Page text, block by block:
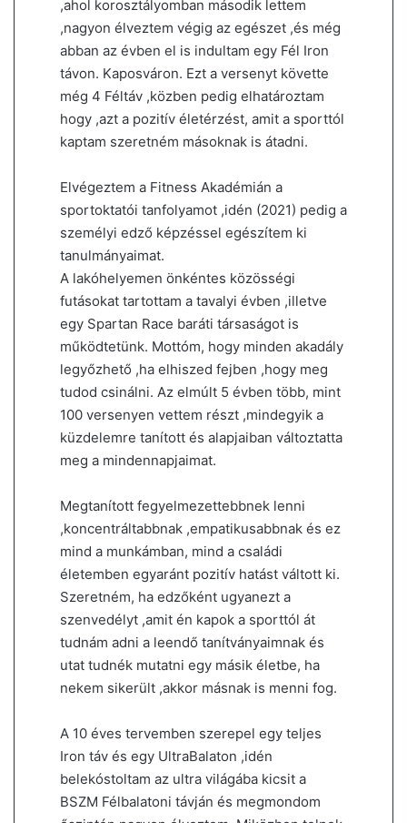
,ahol korosztályomban második lettem
,nagyon élveztem végig az egészet ,és még
abban az évben el is indultam egy Fél Iron
távon. Kaposváron. Ezt a versenyt követte
még 4 Féltáv ,közben pedig elhatároztam
hogy ,azt a pozitív életérzést, amit a sporttól
kaptam szeretném másoknak is átadni.
Elvégeztem a Fitness Akadémián a
sportoktatói tanfolyamot ,idén (2021) pedig a
személyi edző képzéssel egészítem ki
tanulmányaimat.
A lakóhelyemen önkéntes közösségi
futásokat tartottam a tavalyi évben ,illetve
egy Spartan Race baráti társaságot is
működtetünk. Mottóm, hogy minden akadály
legyőzhető ,ha elhiszed fejben ,hogy meg
tudod csinálni. Az elmúlt 5 évben több, mint
100 versenyen vettem részt ,mindegyik a
küzdelemre tanított és alapjaiban változtatta
meg a mindennapjaimat.
Megtanított fegyelmezettebbnek lenni
,koncentráltabbnak ,empatikusabbnak és ez
mind a munkámban, mind a családi
életemben egyaránt pozitív hatást váltott ki.
Szeretném, ha edzőként ugyanezt a
szenvedélyt ,amit én kapok a sporttól át
tudnám adni a leendő tanítványaimnak és
utat tudnék mutatni egy másik életbe, ha
nekem sikerült ,akkor másnak is menni fog.
A 10 éves tervemben szerepel egy teljes
Iron táv és egy UltraBalaton ,idén
belekóstoltam az ultra világába kicsit a
BSZM Félbalatoni távján és megmondom